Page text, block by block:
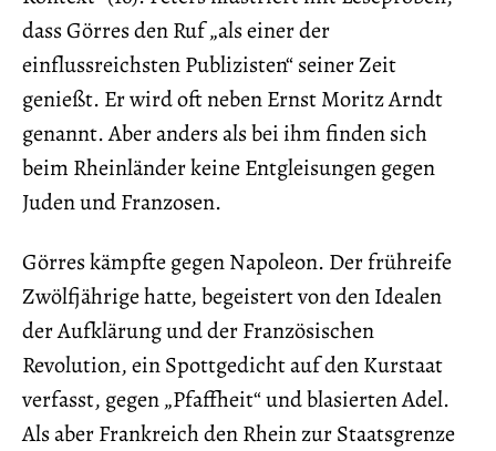
dass Görres den Ruf „als einer der
einflussreichsten Publizisten“ seiner Zeit
genießt. Er wird oft neben Ernst Moritz Arndt
genannt. Aber anders als bei ihm finden sich
beim Rheinländer keine Entgleisungen gegen
Juden und Franzosen.
Görres kämpfte gegen Napoleon. Der frühreife
Zwölfjährige hatte, begeistert von den Idealen
der Aufklärung und der Französischen
Revolution, ein Spottgedicht auf den Kurstaat
verfasst, gegen „Pfaffheit“ und blasierten Adel.
Als aber Frankreich den Rhein zur Staatsgrenze